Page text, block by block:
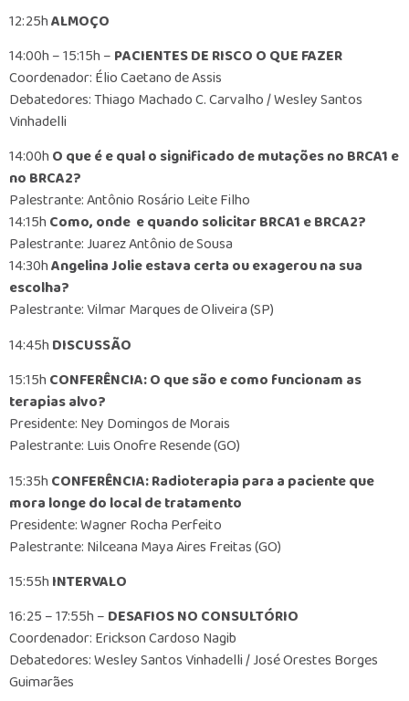
12:25hALMOÇO
14:00h – 15:15h –PACIENTES DE RISCO O QUE FAZER
Coordenador: Élio Caetano de Assis
Debatedores: Thiago Machado C. Carvalho / Wesley Santos
Vinhadelli
14:00hO que é e qual o significado de mutações no BRCA1 e
no BRCA2?
Palestrante: Antônio Rosário Leite Filho
14:15hComo, onde e quando solicitar BRCA1 e BRCA2?
Palestrante: Juarez Antônio de Sousa
14:30hAngelina Jolie estava certa ou exagerou na sua
escolha?
Palestrante: Vilmar Marques de Oliveira (SP)
14:45hDISCUSSÃO
15:15hCONFERÊNCIA: O que são e como funcionam as
terapias alvo?
Presidente: Ney Domingos de Morais
Palestrante: Luis Onofre Resende (GO)
15:35hCONFERÊNCIA: Radioterapia para a paciente que
mora longe do local de tratamento
Presidente: Wagner Rocha Perfeito
Palestrante: Nilceana Maya Aires Freitas (GO)
15:55hINTERVALO
16:25 – 17:55h –DESAFIOS NO CONSULTÓRIO
Coordenador: Erickson Cardoso Nagib
Debatedores: Wesley Santos Vinhadelli / José Orestes Borges
Guimarães